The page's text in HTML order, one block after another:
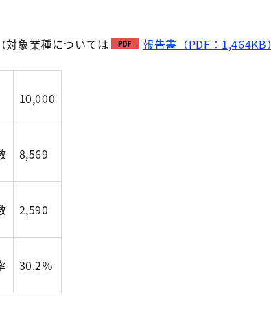
対象業種については 報告書（PDF：1,464KB）
10,000
8,569
2,590
30.2％